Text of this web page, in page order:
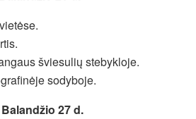
šviesulių stebykloje.
sodyboje.
27 d.